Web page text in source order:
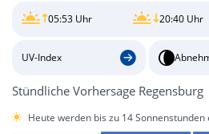
05:53 Uhr 20:40 Uhr
UV-Index
Stündliche Vorhersage Regensburg
Heute werden bis zu 14